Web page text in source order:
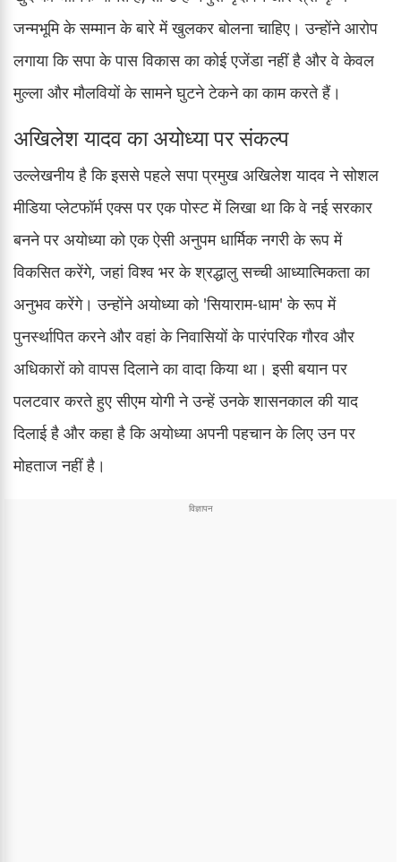
जन्मभूमि के सम्मान के बारे में खुलकर बोलना चाहिए। उन्होंने आरोप
लगाया कि सपा के पास विकास का कोई एजेंडा नहीं है और वे केवल
मुल्ला और मौलवियों के सामने घुटने टेकने का काम करते हैं।
अखिलेश यादव का अयोध्या पर संकल्प
उल्लेखनीय है कि इससे पहले सपा प्रमुख अखिलेश यादव ने सोशल
मीडिया प्लेटफॉर्म एक्स पर एक पोस्ट में लिखा था कि वे नई सरकार
बनने पर अयोध्या को एक ऐसी अनुपम धार्मिक नगरी के रूप में
विकसित करेंगे, जहां विश्व भर के श्रद्धालु सच्ची आध्यात्मिकता का
अनुभव करेंगे। उन्होंने अयोध्या को 'सियाराम-धाम' के रूप में
पुनर्स्थापित करने और वहां के निवासियों के पारंपरिक गौरव और
अधिकारों को वापस दिलाने का वादा किया था। इसी बयान पर
पलटवार करते हुए सीएम योगी ने उन्हें उनके शासनकाल की याद
दिलाई है और कहा है कि अयोध्या अपनी पहचान के लिए उन पर
मोहताज नहीं है।